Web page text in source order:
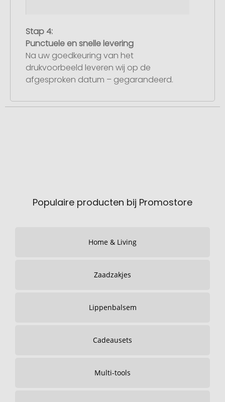
Stap 4:
Punctuele en snelle levering
Na uw goedkeuring van het
drukvoorbeeld leveren wij op de
afgesproken datum – gegarandeerd.
Populaire producten bij Promostore
Home & Living
Zaadzakjes
Lippenbalsem
Cadeausets
Multi-tools